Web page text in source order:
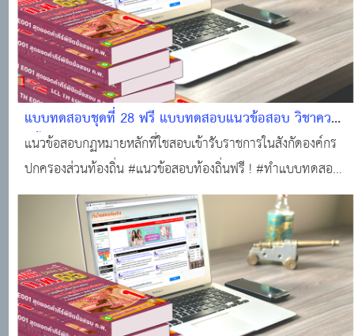
แบบทดสอบชุดที่ 28 ฟรี แบบทดสอบแนวข้อสอบ วิชาความ
รู้พื้นฐานในการปฏิบัติราชการ (กฏหมายหลักที่ใช้สอบองค์กร
ปกครองส่วนท้องถิ่น (25 ข้อพร้อมใบเกียรติบัตร) #แนว
ข้อสอบออนไลน์
แนวข้อสอบกฏหมายหลักที่ใชสอบเข้ารับราชการในสังกัดองค์กร
ปกครองส่วนท้องถิ่น #แนวข้อสอบท้องถิ่นฟรี ! #ทำแบบทดสอบ
ฟรี!!! #ข้อสอบท้องถิ่นฟรี !!! #สอบบรรจุท้องถิ่น #แหล่งเรียนรู้
ของคนท้องถิ่น #ติวสอบออนไลน์ #แนวข้อสอบออนไลน์